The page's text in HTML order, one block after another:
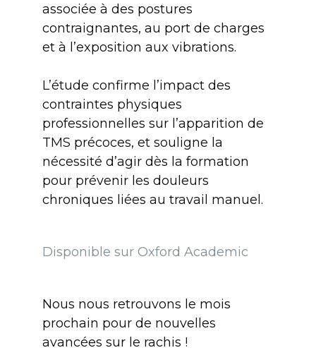
associée à des postures
contraignantes, au port de charges
et à l’exposition aux vibrations.
L’étude confirme l’impact des
contraintes physiques
professionnelles sur l’apparition de
TMS précoces, et souligne la
nécessité d’agir dès la formation
pour prévenir les douleurs
chroniques liées au travail manuel.
Disponible sur Oxford Academic
Nous nous retrouvons le mois
prochain pour de nouvelles
avancées sur le rachis !